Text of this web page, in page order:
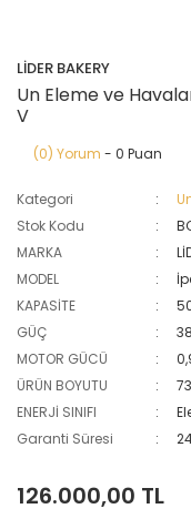
LİDER BAKERY
Un Eleme ve
V
(0) Yorum - 0 Puan
Kategori
Stok Kodu
MARKA
MODEL
KAPASİTE
GÜÇ
MOTOR GÜCÜ
ÜRÜN BOYUTU
ENERJİ SINIFI
Garanti Süresi
126.000,00 TL